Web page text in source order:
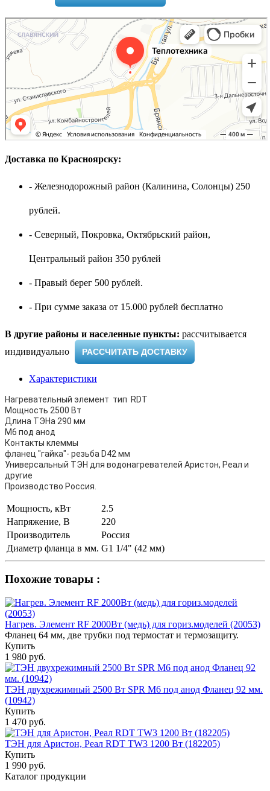
Доставка по Красноярску:
- Железнодорожный район (Калинина, Солонцы) 250
рублей.
- Северный, Покровка, Октябрьский район,
Центральный район 350 рублей
- Правый берег 500 рублей.
- При сумме заказа от 15.000 рублей бесплатно
В другие районы и населенные пункты: рассчитывается
индивидуально ​
РАССЧИТАТЬ ДОСТАВКУ
Характеристики
Нагревательный элемент тип RDT
Мощность 2500 Вт
Длина ТЭНа 290 мм
M6 под анод
Контакты клеммы
фланец "гайка"- резьба D42 мм
Универсальный ТЭН для водонагревателей Аристон, Реал и
другие
Производство Россия.
Мощность, кВт
2.5
Напряжение, В
220
Производитель
Россия
Диаметр фланца в мм. G1 1/4" (42 мм)
Похожие товары :
Нагрев. Элемент RF 2000Вт (медь) для гориз.моделей (20053)
Фланец 64 мм, две трубки под термостат и термозащиту.
Купить
1 980 руб.
ТЭН двухрежимный 2500 Вт SPR M6 под анод Фланец 92 мм.
(10942)
Купить
1 470 руб.
ТЭН для Аристон, Реал RDT TW3 1200 Вт (182205)
Купить
1 990 руб.
Каталог продукции